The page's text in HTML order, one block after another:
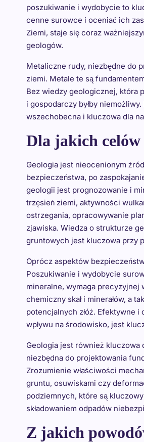
poszukiwanie i wydobycie to
cenne surowce i oceniać ich
Ziemi, staje się coraz
geologów.
Metaliczne rudy, niezbędne do
ziemi. Metale te są
Bez wiedzy geologicznej, która
i gospodarczy byłby
wszechobecna i kluczowa dla
Dla jakich celów
Geologia jest nieocenionym
bezpieczeństwa, po
geologii jest prognozowanie i
trzęsień ziemi, aktywności
ostrzegania, opracowywanie
zjawiska. Wiedza o strukturze
gruntowych jest kluczowa przy
Oprócz aspektów
Poszukiwanie i wydobycie
mineralne, wymaga precyzyjnej
chemiczny skał i minerałów, a
potencjalnych złóż. Efektywne
wpływu na środowisko, jest
Geologia jest również
niezbędna do projektowania
Zrozumienie właściwości
gruntu, osuwiskami czy
podziemnych, które są
składowaniem odpadów
Z jakich